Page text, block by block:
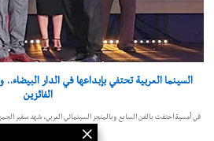
السينما العربية تحتفي بإبداعها في الدار
الفائزين
في أمسية احتفت بالفن السابع وبالمنجز السينمائي العربي، شهد سفير